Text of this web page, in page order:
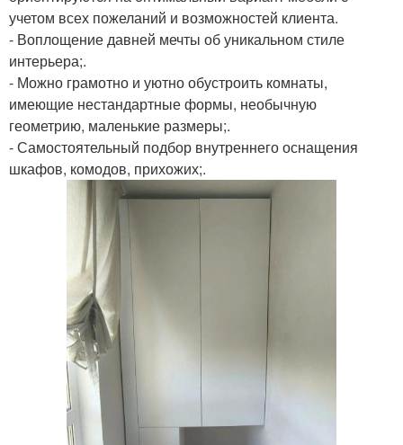
учетом всех пожеланий и возможностей клиента.
- Воплощение давней мечты об уникальном стиле
интерьера;.
- Можно грамотно и уютно обустроить комнаты,
имеющие нестандартные формы, необычную
геометрию, маленькие размеры;.
- Самостоятельный подбор внутреннего оснащения
шкафов, комодов, прихожих;.